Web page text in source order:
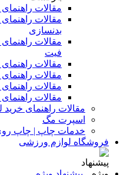
مقالات
مقالات
بدنسازی
مقالات
فیت
مقالات راهنمای
مقالات
مقالات
مقالات
مقالات راهنمای
اسپرت مگ
خدمات چاپ | چاپ روی
فروشگاه لوازم ورزشی